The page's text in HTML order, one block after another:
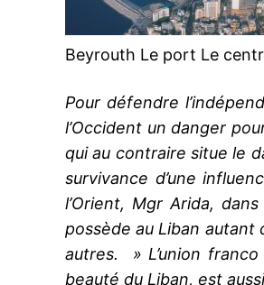
Beyrouth Le port Le
Pour défendre
l’Occident un danger
qui au contraire situe le
survivance d’une
l’Orient, Mgr Arida,
possède au Liban autant
autres. » L’union
beauté du Liban, est